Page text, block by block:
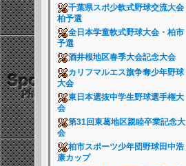
千葉県スポ少軟式野球交流大会
柏予選
全日本学童軟式野球大会・柏市
予選
酒井根地区春季大会記念大会
カリフマルエス旗争奪少年野球
大会
東日本選抜中学生野球選手権大
会
第31回東葛地区親睦卒業記念大
会
柏市スポーツ少年団野球田中浩
康カップ